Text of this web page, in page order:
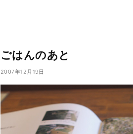
ごはんのあと
2007年12月19日